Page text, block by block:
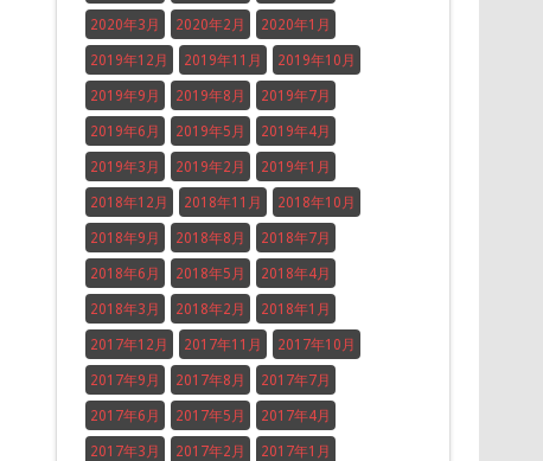
2020年3月 2020年2月 2020年1月
2019年12月 2019年11月 2019年10月
2019年9月 2019年8月 2019年7月
2019年6月 2019年5月 2019年4月
2019年3月 2019年2月 2019年1月
2018年12月 2018年11月 2018年10月
2018年9月 2018年8月 2018年7月
2018年6月 2018年5月 2018年4月
2018年3月 2018年2月 2018年1月
2017年12月 2017年11月 2017年10月
2017年9月 2017年8月 2017年7月
2017年6月 2017年5月 2017年4月
2017年3月 2017年2月 2017年1月